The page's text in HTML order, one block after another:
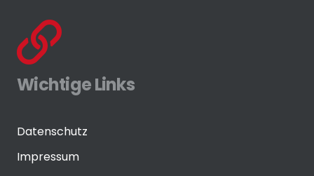
Wichtige Links
Datenschutz
Impressum